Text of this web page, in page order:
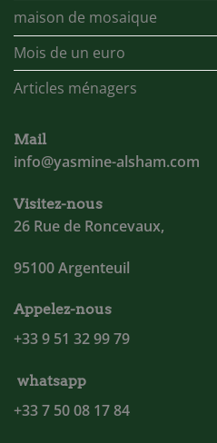
maison de mosaique
Mois de un euro
Articles ménagers
Mail
info@yasmine-alsham.com
Visitez-nous
26 Rue de Roncevaux,
95100 Argenteuil
Appelez-nous
+33 9 51 32 99 79
whatsapp
+33 7 50 08 17 84